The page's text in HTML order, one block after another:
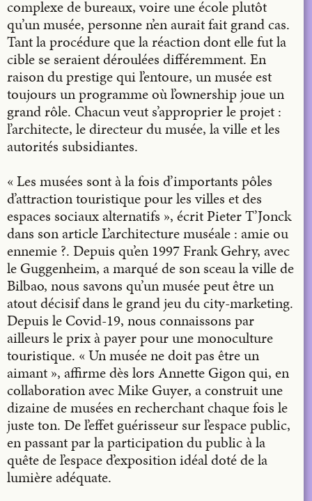
complexe de bureaux, voire une école plutôt
qu’un musée, personne n’en aurait fait grand cas.
Tant la procédure que la réaction dont elle fut la
cible se seraient déroulées différemment. En
raison du prestige qui l’entoure, un musée est
toujours un programme où l’ownership joue un
grand rôle. Chacun veut s’approprier le projet :
l’architecte, le directeur du musée, la ville et les
autorités subsidiantes.
« Les musées sont à la fois d’importants pôles
d’attraction touristique pour les villes et des
espaces sociaux alternatifs », écrit Pieter T’Jonck
dans son article L’architecture muséale : amie ou
ennemie ?. Depuis qu’en 1997 Frank Gehry, avec
le Guggenheim, a marqué de son sceau la ville de
Bilbao, nous savons qu’un musée peut être un
atout décisif dans le grand jeu du city-marketing.
Depuis le Covid-19, nous connaissons par
ailleurs le prix à payer pour une monoculture
touristique. « Un musée ne doit pas être un
aimant », affirme dès lors Annette Gigon qui, en
collaboration avec Mike Guyer, a construit une
dizaine de musées en recherchant chaque fois le
juste ton. De l’effet guérisseur sur l’espace public,
en passant par la participation du public à la
quête de l’espace d’exposition idéal doté de la
lumière adéquate.